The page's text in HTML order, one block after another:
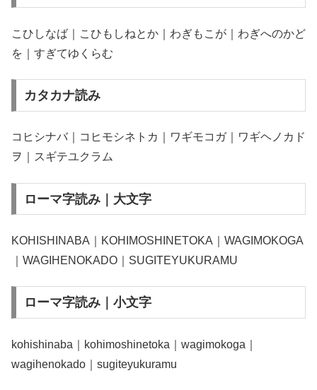
こひしなば｜こひもしねとか｜わぎもこが｜わぎへのかど
を｜すぎてゆくらむ
カタカナ読み
コヒシナバ｜コヒモシネトカ｜ワギモコガ｜ワギヘノカド
ヲ｜スギテユクラム
ローマ字読み｜大文字
KOHISHINABA｜KOHIMOSHINETOKA｜WAGIMOKOGA
｜WAGIHENOKADO｜SUGITEYUKURAMU
ローマ字読み｜小文字
kohishinaba｜kohimoshinetoka｜wagimokoga｜
wagihenokado｜sugiteyukuramu